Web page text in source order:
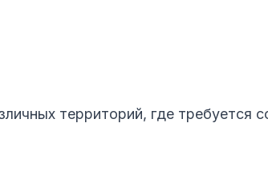
территорий, где требуется